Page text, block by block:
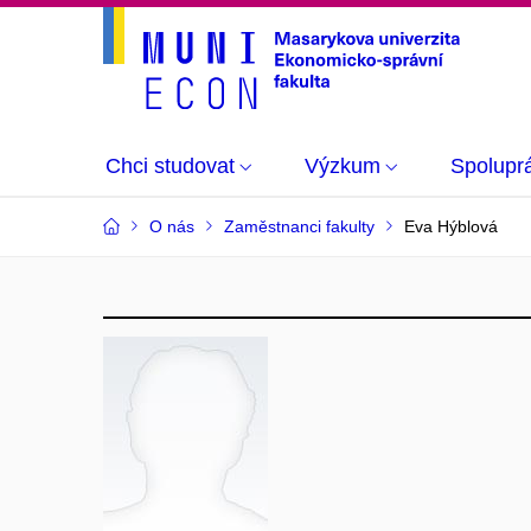
Chci studovat Výzkum
O nás Zaměstnanci fakulty Eva Hýblová